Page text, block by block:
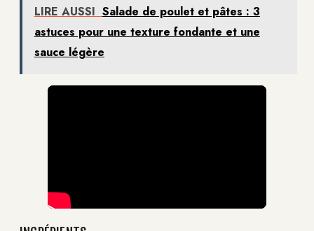
LIRE AUSSI Salade de poulet et pâtes : 3
astuces pour une texture fondante et une
sauce légère